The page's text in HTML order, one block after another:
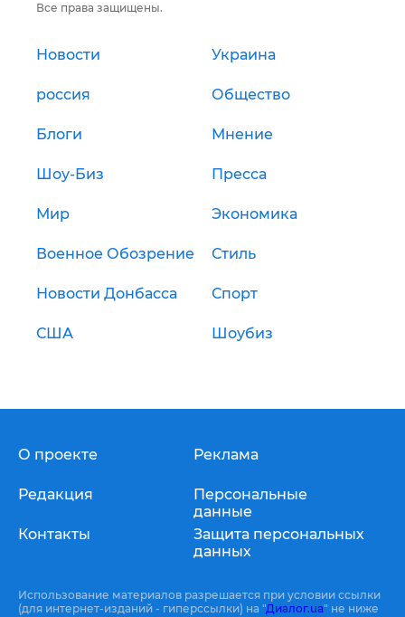
Все права защищены.
Новости Украина
россия Общество
Блоги Мнение
Шоу-Биз Пресса
Мир Экономика
Военное Обозрение Стиль
Новости Донбасса Спорт
США Шоубиз
О проекте
Редакция
Контакты
Реклама
Персональные
данные
Защита персональных
данных
Использование материалов разрешается при условии ссылки
(для интернет-изданий - гиперссылки) на "Диалог.ua" не ниже